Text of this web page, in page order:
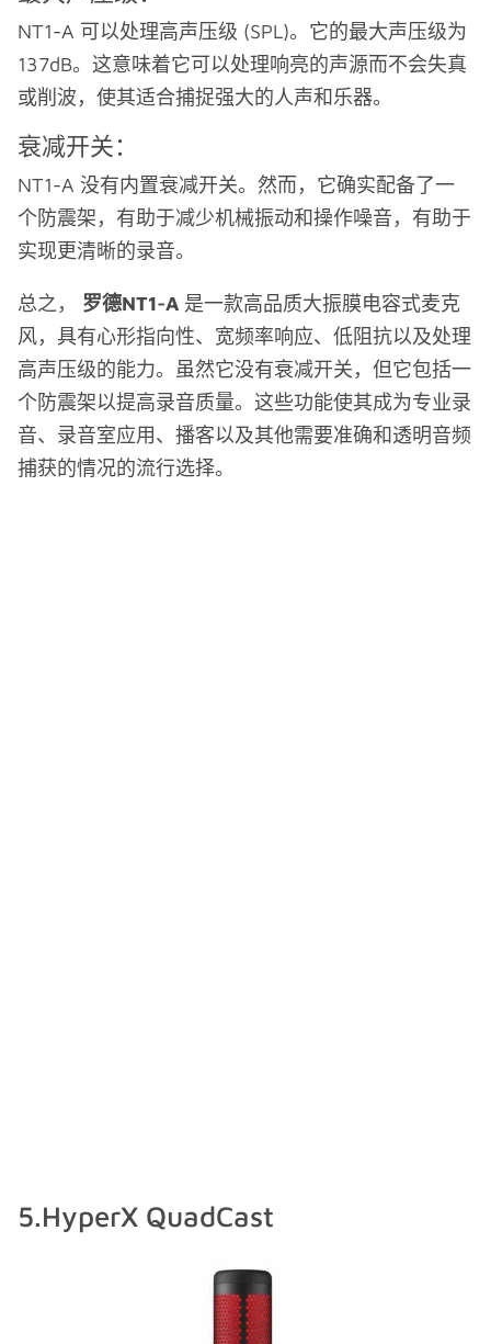
NT1-A 可以处理高声压级 (SPL)。它的最大声压级为
137dB。这意味着它可以处理响亮的声源而不会失真
或削波，使其适合捕捉强大的人声和乐器。
衰减开关：
NT1-A 没有内置衰减开关。然而，它确实配备了一
个防震架，有助于减少机械振动和操作噪音，有助于
实现更清晰的录音。
总之， 罗德NT1-A是一款高品质大振膜电容式麦克
风，具有心形指向性、宽频率响应、低阻抗以及处理
高声压级的能力。虽然它没有衰减开关，但它包括一
个防震架以提高录音质量。这些功能使其成为专业录
音、录音室应用、播客以及其他需要准确和透明音频
捕获的情况的流行选择。
5.HyperX QuadCast